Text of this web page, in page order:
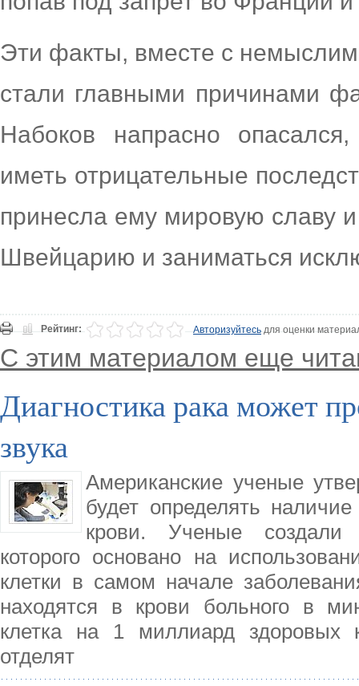
Эти факты, вместе с
стали главными причинами
Набоков напрасно
иметь отрицательные
принесла ему мировую славу
Швейцарию и заниматься
Рейтинг: Авторизуйтесьдля оценки
С этим материалом еще
Диагностика рака может
звука
Американские ученые
будет определять
крови. Ученые создали
которого основано на
клетки в самом начале
находятся в крови больного в
клетка на 1 миллиард здоровых
отделят